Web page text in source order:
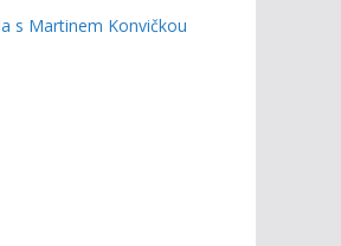
s Martinem Konvičkou